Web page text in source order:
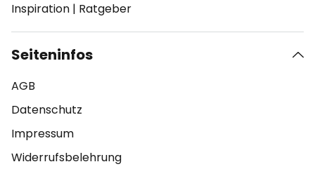
Inspiration | Ratgeber
Seiteninfos
AGB
Datenschutz
Impressum
Widerrufsbelehrung